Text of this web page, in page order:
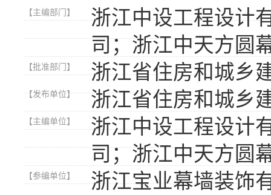
【主编部门】
浙江中设工程设计
司；浙江中天方圆
【批准部门】 浙江省住房和城乡
【发布单位】 浙江省住房和城乡
【主编单位】
浙江中设工程设计
司；浙江中天方圆
【参编单位】
浙江宝业幕墙装饰